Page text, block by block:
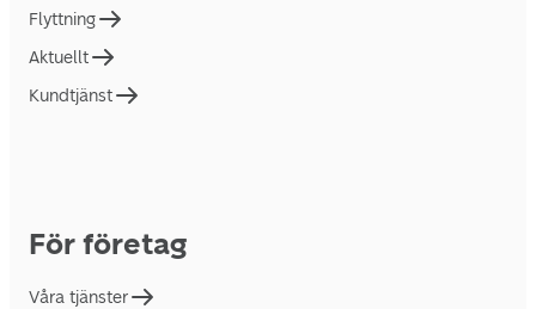
Flyttning
Aktuellt
Kundtjänst
För företag
Våra tjänster